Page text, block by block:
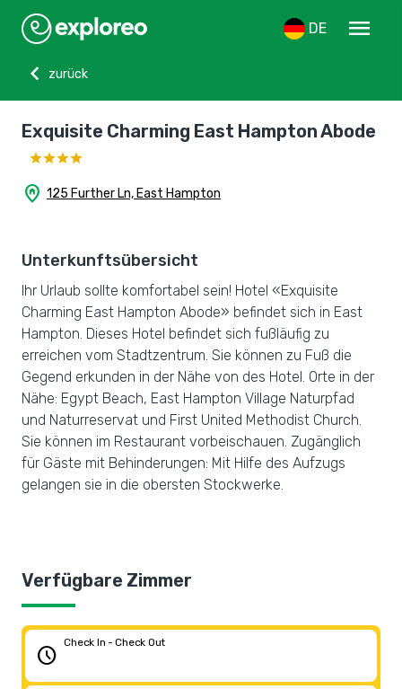
DE
menu
chevron_left
zurück
Exquisite Charming East Hampton Abode
home_pin 125 Further Ln, East Hampton
Unterkunftsübersicht
Ihr Urlaub sollte komfortabel sein! Hotel «Exquisite
Charming East Hampton Abode» befindet sich in East
Hampton. Dieses Hotel befindet sich fußläufig zu
erreichen vom Stadtzentrum. Sie können zu Fuß die
Gegend erkunden in der Nähe von des Hotel. Orte in der
Nähe: Egypt Beach, East Hampton Village Naturpfad
und Naturreservat und First United Methodist Church.
Sie können im Restaurant vorbeischauen. Zugänglich
für Gäste mit Behinderungen: Mit Hilfe des Aufzugs
gelangen sie in die obersten Stockwerke.
Verfügbare Zimmer
schedule
Check In - Check Out